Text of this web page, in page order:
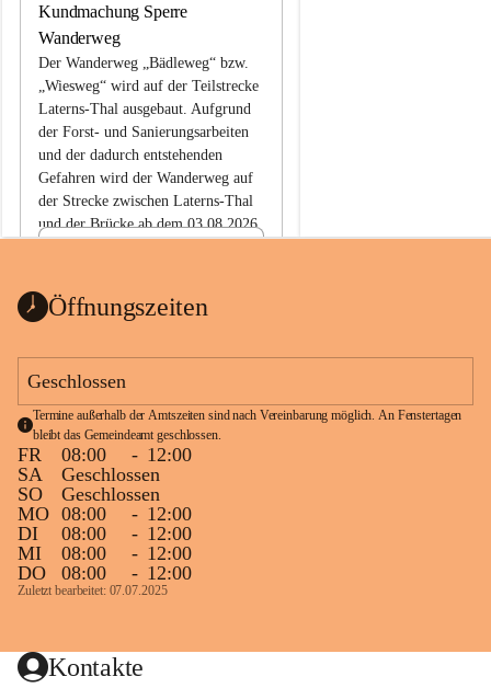
Kundmachung Sperre
Wanderweg
Der Wanderweg „Bädleweg“ bzw.
„Wiesweg“ wird auf der Teilstrecke
Laterns-Thal ausgebaut. Aufgrund
der Forst- und Sanierungsarbeiten
und der dadurch entstehenden
Gefahren wird der Wanderweg auf
der Strecke zwischen Laterns-Thal
und der Brücke ab dem 03.08.2026
ht
1 Seite•0,1 MB
Öffnungszeiten
Geschlossen
Termine außerhalb der Amtszeiten sind nach Vereinbarung möglich. An Fenstertagen
bleibt das Gemeindeamt geschlossen.
FR 08:00 - 12:00
SA
Geschlossen
SO
Geschlossen
MO 08:00 - 12:00
DI
08:00 - 12:00
MI
08:00 - 12:00
DO
08:00 - 12:00
Zuletzt bearbeitet: 07.07.2025
Kontakte